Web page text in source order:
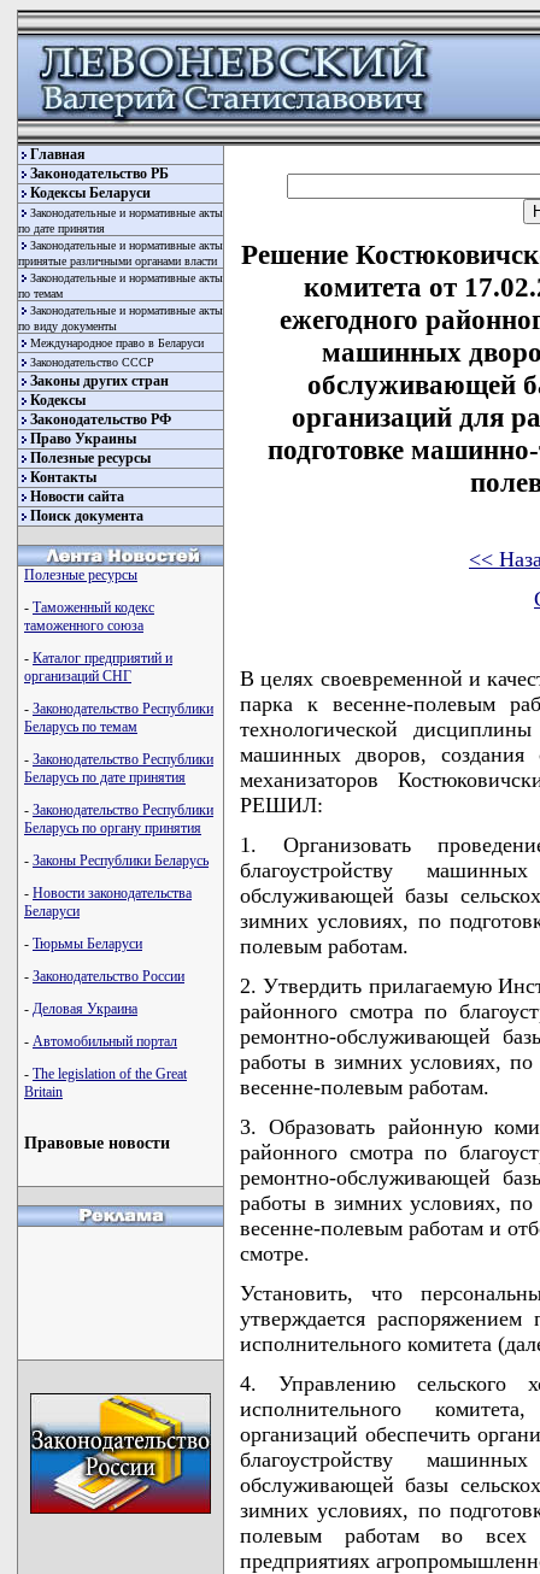
Главная
Законодательство РБ
Кодексы Беларуси
Законодательные и нормативные акты
по дате принятия
Законодательные и нормативные акты
принятые различными органами власти
Законодательные и нормативные акты
по темам
Законодательные и нормативные акты
по виду документы
Международное право в Беларуси
Законодательство СССР
Законы других стран
Кодексы
Законодательство РФ
Право Украины
Полезные ресурсы
Контакты
Новости сайта
Поиск документа
Полезные ресурсы
- Таможенный кодекс
таможенного союза
- Каталог предприятий и
организаций СНГ
- Законодательство Республики
Беларусь по темам
- Законодательство Республики
Беларусь по дате принятия
- Законодательство Республики
Беларусь по органу принятия
- Законы Республики Беларусь
- Новости законодательства
Беларуси
- Тюрьмы Беларуси
- Законодательство России
- Деловая Украина
- Автомобильный портал
- The legislation of the Great
Britain
Правовые новости
Решение
комитета от
ежегодного
машинных
обслуживающей
организаций для
подготовке
<<
В целях своевременной и
парка к весенне-полевым
технологической
машинных дворов, создания
механизаторов
РЕШИЛ:
1. Организовать
благоустройству
обслуживающей базы
зимних условиях, по
полевым работам.
2. Утвердить прилагаемую
районного смотра по
ремонтно-обслуживающей
работы в зимних условиях, по
весенне-полевым работам.
3. Образовать районную
районного смотра по
ремонтно-обслуживающей
работы в зимних условиях, по
весенне-полевым работам и
смотре.
Установить, что
утверждается распоряжением
исполнительного комитета
4. Управлению сельского
исполнительного
организаций обеспечить
благоустройству
обслуживающей базы
зимних условиях, по
полевым работам во всех
предприятиях